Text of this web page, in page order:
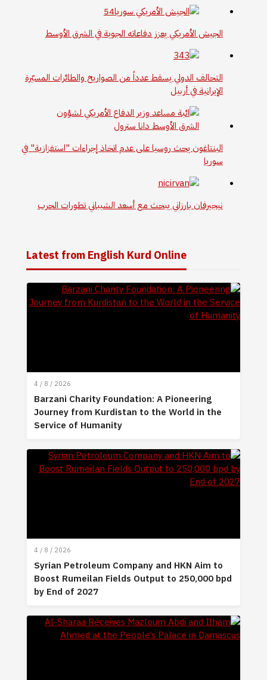
الجيش الأمريكي يعزز دفاعاته الجوية في الشرق الأوسط
التحالف الدولي يسقط عدداً من الصواريخ والطائرات المسيّرة
الإيرانية في أربيل
البنتاغون يحث روسيا على عدم اتخاذ إجراءات "استفزازية" في
سوريا
نيجيرفان بارزاني يبحث مع أسعد الشيباني تطورات الحرب
Latest from English Kurd Online
4 / 8 / 2026
Barzani Charity Foundation: A Pioneering
Journey from Kurdistan to the World in the
Service of Humanity
4 / 8 / 2026
Syrian Petroleum Company and HKN Aim to
Boost Rumeilan Fields Output to 250,000 bpd
by End of 2027